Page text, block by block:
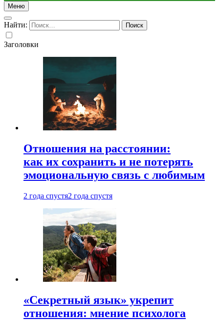
Меню
Найти:
Заголовки
Отношения на расстоянии:
как их сохранить и не потерять
эмоциональную связь с любимым
2 года спустя2 года спустя
«Секретный язык» укрепит
отношения: мнение психолога